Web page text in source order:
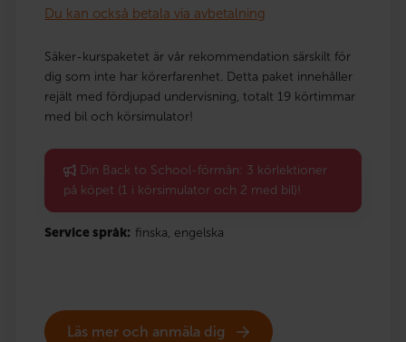
Du kan också betala via avbetalning
Säker-kurspaketet är vår rekommendation särskilt för
dig som inte har körerfarenhet. Detta paket innehåller
rejält med fördjupad undervisning, totalt 19 körtimmar
med bil och körsimulator!
Din Back to School-förmån: 3 körlektioner
på köpet (1 i körsimulator och 2 med bil)!
Service språk: finska, engelska
Läs mer och anmäla dig